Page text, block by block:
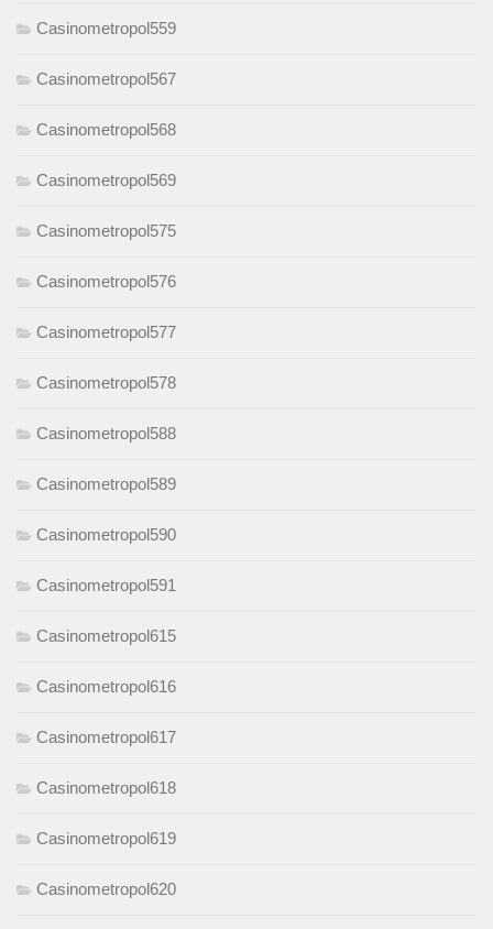
Casinometropol559
Casinometropol567
Casinometropol568
Casinometropol569
Casinometropol575
Casinometropol576
Casinometropol577
Casinometropol578
Casinometropol588
Casinometropol589
Casinometropol590
Casinometropol591
Casinometropol615
Casinometropol616
Casinometropol617
Casinometropol618
Casinometropol619
Casinometropol620